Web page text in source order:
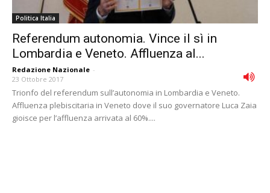
Politica Italia
Referendum autonomia. Vince il sì in
Lombardia e Veneto. Affluenza al...
Redazione Nazionale -
23 Ottobre 2017
Trionfo del referendum sull’autonomia in Lombardia e Veneto.
Affluenza plebiscitaria in Veneto dove il suo governatore Luca Zaia
gioisce per l’affluenza arrivata al 60%....